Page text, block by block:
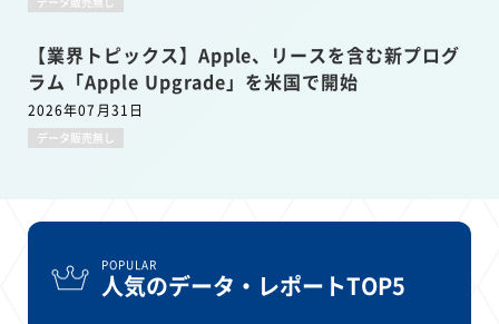
【業界トピックス】Apple、リースを含む新プログ
ラム「Apple Upgrade」を米国で開始
2026年07月31日
データ販売無し
POPULAR
人気のデータ・レポートTOP5